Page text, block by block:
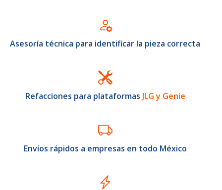
Asesoría técnica para identificar la pieza correcta
Refacciones para plataformas JLG y Genie
Envíos rápidos a empresas en todo México